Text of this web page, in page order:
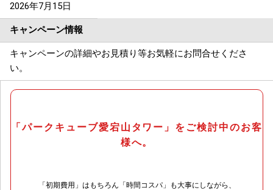
2026年7月15日
キャンペーン情報
キャンペーンの詳細やお見積り等お気軽にお問合せくださ
い。
「パークキューブ愛宕山タワー」をご検討中のお客
様へ。
「初期費用」はもちろん「時間コスパ」も大事にしながら、